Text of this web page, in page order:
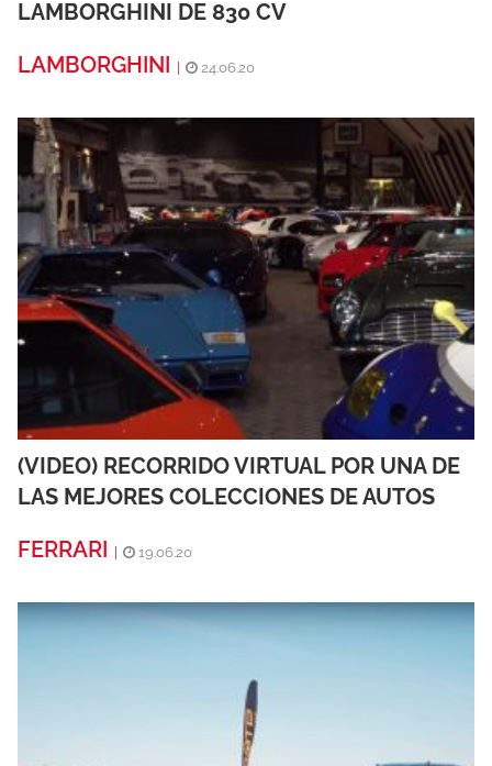
LAMBORGHINI DE 830 CV
LAMBORGHINI
24.06.20
(VIDEO) RECORRIDO VIRTUAL POR UNA DE
LAS MEJORES COLECCIONES DE AUTOS
FERRARI
19.06.20